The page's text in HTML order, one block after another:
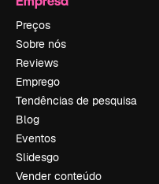
Preços
Sobre nós
Reviews
Emprego
Tendências de pesquisa
Blog
Eventos
Slidesgo
Vender conteúdo